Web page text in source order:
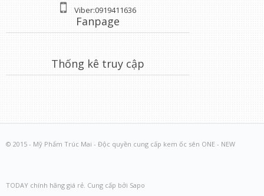
Viber:0919411636
Fanpage
Thống kê truy cập
© 2015 - Mỹ Phẩm Trúc Mai - Độc quyền cung cấp kem ốc sên ONE - NEW
TODAY chính hãng giá rẻ. Cung cấp bởi Sapo